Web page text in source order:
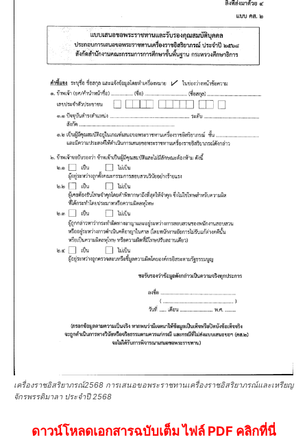
เครื่องราชอิสริยาภรณ์2568 การเสนอขอพระราชทานเครื่องราชอิสริยาภรณ์และเหรียญ
จักรพรรดิมาลา ประจำปี 2568
ดาวน์โหลดเอกสารฉบับเต็ม ไฟล์ PDF คลิกที่นี่